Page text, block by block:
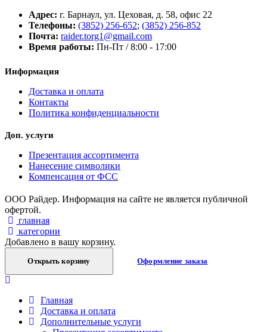
Адрес: г. Барнаул, ул. Цеховая, д. 58, офис 22
Телефоны: (3852) 256-652; (3852) 256-852
Почта: raider.torg1@gmail.com
Время работы: Пн-Пт / 8:00 - 17:00
Информация
Доставка и оплата
Контакты
Политика конфиденциальности
Доп. услуги
Презентация ассортимента
Нанесение символики
Компенсация от ФСС
ООО Райдер. Информация на сайте не является публичной
офертой.
главная
категории
Добавлено в вашу корзину.
Открыть корзину Оформление заказа
Главная
Доставка и оплата
Дополнительные услуги